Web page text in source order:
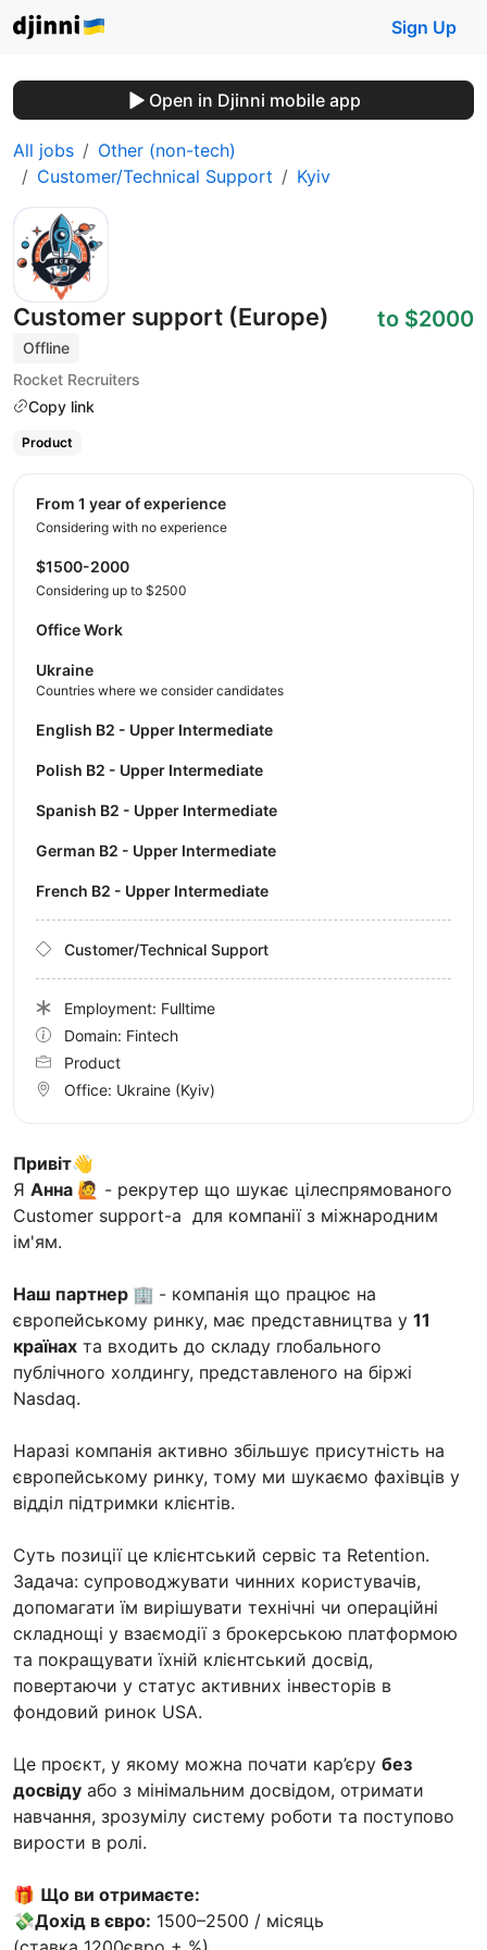
Sign Up
Open in Djinni mobile app
All jobs
Other (non-tech)
Customer/Technical Support
Kyiv
Customer support (Europe)
Offline
Rocket Recruiters
Copy link
to $2000
Product
Привіт👋
Я Анна 🙋 - рекрутер що шукає цілеспрямованого
Customer support-а для компанії з міжнародним
ім'ям.
Наш партнер 🏢 - компанія що працює на
європейському ринку, має представництва у 11
країнах та входить до складу глобального
публічного холдингу, представленого на біржі
Nasdaq.
Наразі компанія активно збільшує присутність на
європейському ринку, тому ми шукаємо фахівців у
відділ підтримки клієнтів.
Суть позиції це клієнтський сервіс та Retention.
Задача: супроводжувати чинних користувачів,
допомагати їм вирішувати технічні чи операційні
складнощі у взаємодії з брокерською платформою
та покращувати їхній клієнтський досвід,
повертаючи у статус активних інвесторів в
фондовий ринок USA.
Це проєкт, у якому можна почати кар’єру без
досвіду або з мінімальним досвідом, отримати
навчання, зрозумілу систему роботи та поступово
вирости в ролі.
🎁 Що ви отримаєте:
💸Дохід в євро: 1500–2500 / місяць
from 1 year of experience
Considering with no experience
$1500-2000
Considering up to $2500
Office Work
Ukraine
Countries where we consider candidates
English B2 - Upper Intermediate
Polish B2 - Upper Intermediate
Spanish B2 - Upper Intermediate
German B2 - Upper Intermediate
French B2 - Upper Intermediate
Customer/Technical Support
Employment: Fulltime
Domain: Fintech
Product
Office: Ukraine (Kyiv)